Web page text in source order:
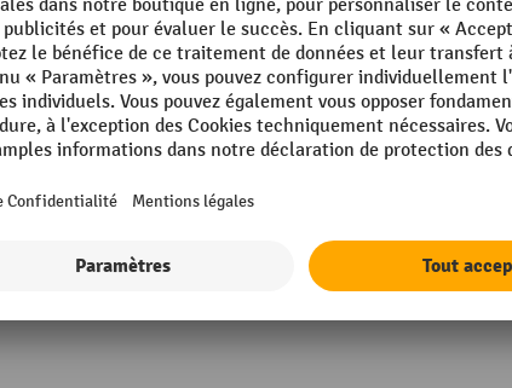
mm
2004 orangé pur
mm
Marque
Matériau
Poids propre
Afficher tous les détails techniques